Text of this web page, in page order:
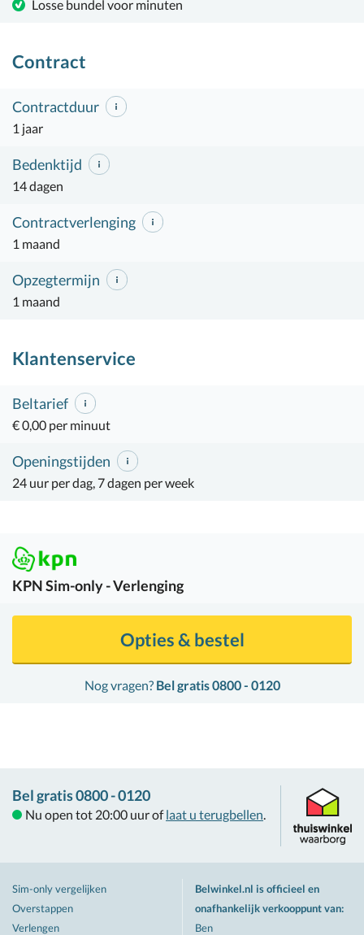
Losse bundel voor minuten
Contract
Contractduur
1 jaar
Bedenktijd
14 dagen
Contractverlenging
1 maand
Opzegtermijn
1 maand
Klantenservice
Beltarief
€ 0,00 per minuut
Openingstijden
24 uur per dag, 7 dagen per week
KPNSim-only - Verlenging
Nog vragen? Bel gratis 0800 - 0120
Opties & bestel
Bel gratis 0800 - 0120
Nu open tot 20:00 uur of laat u terugbellen.
Sim-only vergelijken
Overstappen
Verlengen
Belwinkel.nl is officieel en
onafhankelijk verkooppunt van:
Ben